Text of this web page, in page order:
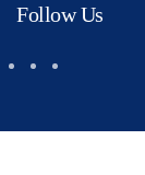
Follow Us